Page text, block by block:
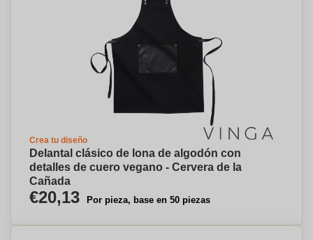
Crea tu diseño
Delantal clásico de lona de algodón con
detalles de cuero vegano - Cervera de la
Cañada
€20,13 Por pieza, base en 50 piezas